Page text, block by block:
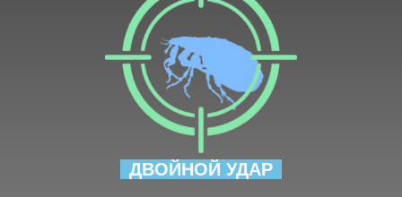
ДВОЙНОЙ УДАР